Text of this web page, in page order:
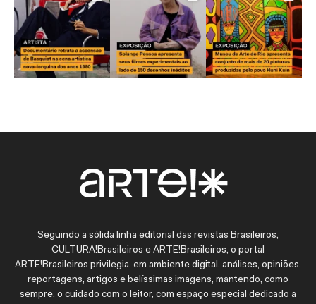
Seguindo a sólida linha editorial das revistas Brasileiros,
CULTURA!Brasileiros e ARTE!Brasileiros, o portal
ARTE!Brasileiros privilegia, em ambiente digital, análises, opiniões,
reportagens, artigos e belíssimas imagens, mantendo, como
sempre, o cuidado com o leitor, com espaço especial dedicado a